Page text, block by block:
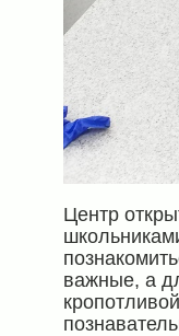
Центр
важные, а